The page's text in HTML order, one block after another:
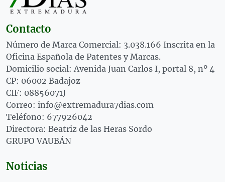
Contacto
Número de Marca Comercial: 3.038.166 Inscrita en la
Oficina Española de Patentes y Marcas.
Domicilio social: Avenida Juan Carlos I, portal 8, nº 4
CP: 06002 Badajoz
CIF: 08856071J
Correo: info@extremadura7dias.com
Teléfono: 677926042
Directora: Beatriz de las Heras Sordo
GRUPO VAUBÁN
Noticias